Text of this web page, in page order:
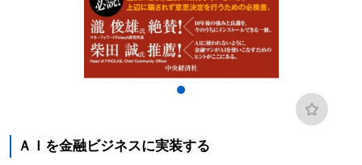
ＡＩを金融ビジネスに実装する